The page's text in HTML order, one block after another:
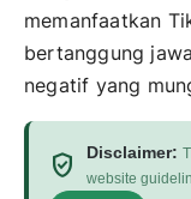
memanfaatkan
bertanggung
negatif yang
verified_user Disclaimer:
website